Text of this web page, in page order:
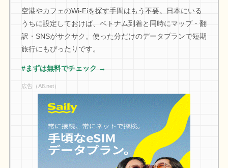
空港やカフェのWi-Fiを探す手間はもう不要。日本にいる
うちに設定しておけば、ベトナム到着と同時にマップ・翻
訳・SNSがサクサク。使った分だけのデータプランで短期
旅行にもぴったりです。
#まずは無料でチェック →
広告（A8.net）